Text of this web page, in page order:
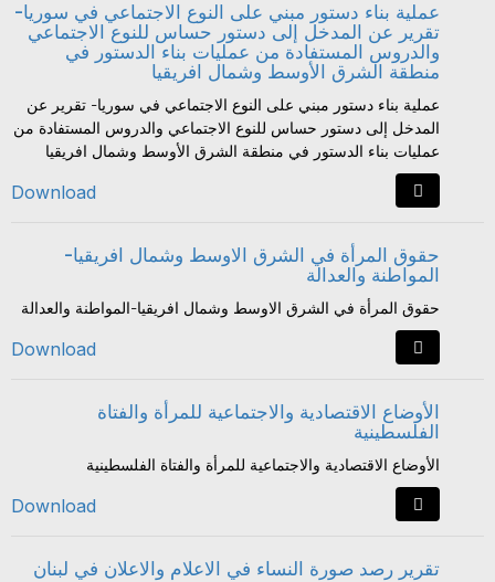
عملية بناء دستور مبني على النوع الاجتماعي في سوريا-
تقرير عن المدخل إلى دستور حساس للنوع الاجتماعي
والدروس المستفادة من عمليات بناء الدستور في
منطقة الشرق الأوسط وشمال افريقيا
عملية بناء دستور مبني على النوع الاجتماعي في سوريا- تقرير عن
المدخل إلى دستور حساس للنوع الاجتماعي والدروس المستفادة من
عمليات بناء الدستور في منطقة الشرق الأوسط وشمال افريقيا
Download
حقوق المرأة في الشرق الاوسط وشمال افريقيا-
المواطنة والعدالة
حقوق المرأة في الشرق الاوسط وشمال افريقيا-المواطنة والعدالة
Download
الأوضاع الاقتصادية والاجتماعية للمرأة والفتاة
الفلسطينية
الأوضاع الاقتصادية والاجتماعية للمرأة والفتاة الفلسطينية
Download
تقرير رصد صورة النساء في الاعلام والاعلان في لبنان